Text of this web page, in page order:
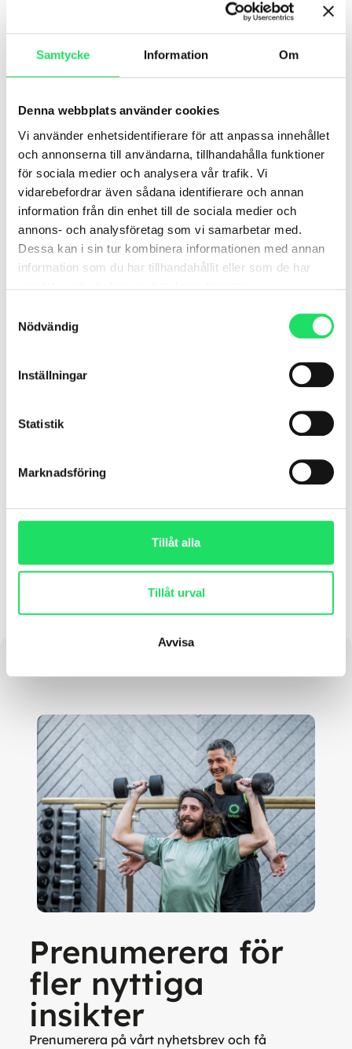
Samtycke Information Om
Denna webbplats använder cookies
Vi använder enhetsidentifierare för att anpassa innehållet
och annonserna till användarna, tillhandahålla funktioner
för sociala medier och analysera vår trafik. Vi
vidarebefordrar även sådana identifierare och annan
information från din enhet till de sociala medier och
annons- och analysföretag som vi samarbetar med.
Dessa kan i sin tur kombinera informationen med annan
information som du har tillhandahållit eller som de har
Nödvändig
Inställningar
Statistik
Marknadsföring
Tillåt alla
Tillåt urval
Avvisa
Karolinska Institutet och
Twitch Health Startar Årlig
Health Challenge
Det årliga samarbetet mellan Karolinska
Institutet (KI) och Twitch Health, KI Health
Challenge, har inletts. Utmaningen bVi är
glada att
LÄS MER »
kontoret
Twitch Health fortsätter att utveckla konceptet
vardagen. Under pandemin,
LÄS MER »
Prenumerera för
fler nyttiga
insikter
Prenumerera på vårt nyhetsbrev och få